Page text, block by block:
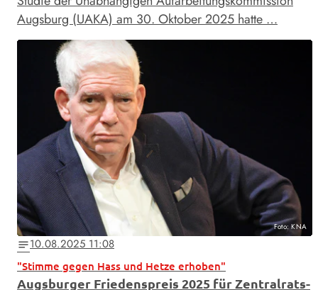
Augsburg (UAKA) am 30. Oktober 2025 hatte …
Foto: KNA
notes10.08.2025 11:08
"Stimme gegen Hass und Hetze erhoben"
Augsburger Friedenspreis 2025 für Zentralrats-